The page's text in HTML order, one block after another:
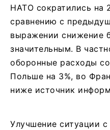
НАТО сократились на
сравнению с
выражении снижение
значительным. В
оборонные расходы
Польше на 3%, во
ниже источник
Улучшение ситуации